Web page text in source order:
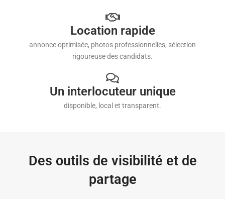
Location rapide
annonce optimisée, photos professionnelles, sélection
rigoureuse des candidats.
Un interlocuteur unique
disponible, local et transparent.
Des outils de visibilité et de
partage